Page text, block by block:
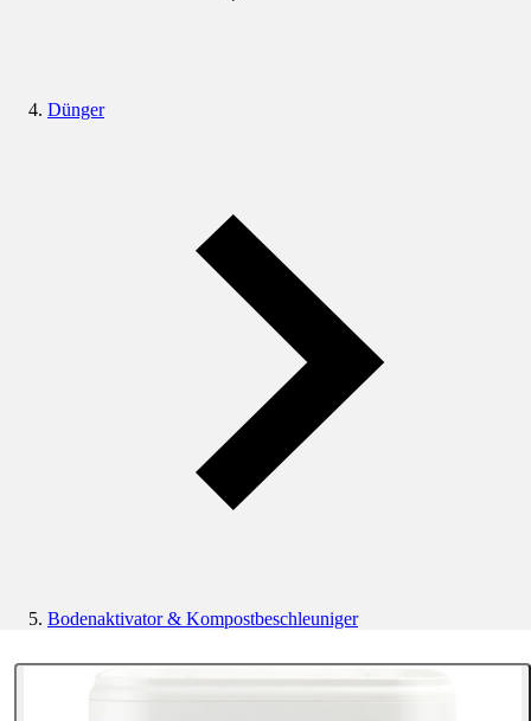
Dünger
Bodenaktivator & Kompostbeschleuniger